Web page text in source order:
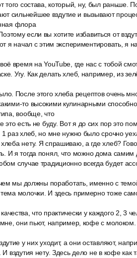
того состава, который, ну, был раньше.
сильнейшее вздутие и вызывают
флора
если вы хотите избавиться от
я начал с этим экспериментировать, я
время на YouTube, где нас с тобой
Угу. Как делать хлеб, например, из
После этого хлеба рецептов очень
то высокими кулинарными
вообще, что
это есть не буду. Вот я до сих пор это
раз хлеб, но мне нужно было срочно
нету. Я спрашиваю, а где хлеб?
И я тогда понял, что можно дома самим
случае традиционно всегда будет
мы должны поработать, именно с
молочки. И здесь примерно тоже
что практически у каждого 2, 3
мне, они пьют, например, кофе с
у них уходит, а они оставляют,
вздутия нету. Здесь дело не в кофе как